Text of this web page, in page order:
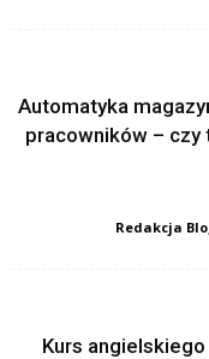
Automatyka
pracowników – czy
Redakcja
Kurs